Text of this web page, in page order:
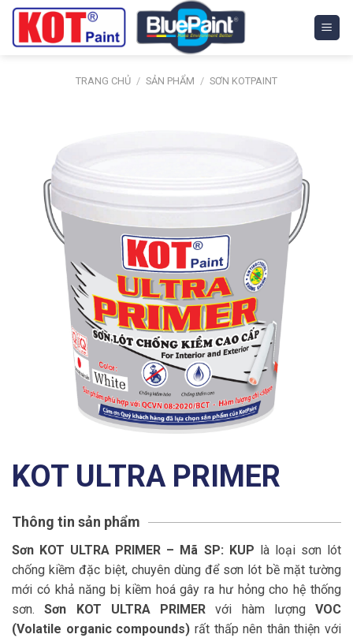
Skip
content
TRANG CHỦ / SẢN PHẨM / SƠN KOTPAINT
KOT ULTRA PRIMER
Thông tin sản phẩm
Sơn KOT ULTRA PRIMER – Mã SP: KUP là loại sơn lót
chống kiềm đặc biệt, chuyên dùng để sơn lót bề mặt tường
mới có khả năng bị kiềm hoá gây ra hư hỏng cho hệ thống
sơn.Sơn KOT ULTRA PRIMER với hàm lượng VOC
(Volatile organic compounds) rất thấp nên thân thiện với